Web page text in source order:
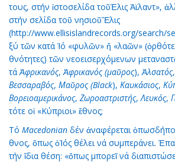
τους, στήν ἱ­στο­σε­λί­δα τοῦἘ­λις Ἀ­ϊ­λαντ»,
στήν σε­λί­δα τοῦ νη­σιοῦἜ­λις
(http://www.ellisislandrecords.org/search/
ξύ τῶν κα­τά Ἰ­ό «φυ­λῶν» ἤ «λα­ῶν»
θνό­τη­τες) τῶν νε­ο­ει­σερ­χό­με­νων
τά Ἀ­φρι­κα­νός, Ἀ­φρι­κα­νός (μαῦ­ρος), Ἀλ­σα­τός,
Βεσ­σα­ρα­βός, Μαῦ­ρος (Black), Καυ­κά­σιος,
Βο­ρει­ο­α­με­ρι­κά­νος, Ζω­ρο­α­στρι­στής, Λευ­κός,
τό­τε οἱ «Κύ­πριοι» ἔ­θνος;
Τό Macedonian δέν ἀ­να­φέ­ρε­ται
θνος, ὅ­πως ὁἸ­ός θέ­λει νά συμ­πε­ρά­νει.
τήν ἴ­δια θέ­ση: «ὅ­πως μπο­ρεῖ νά